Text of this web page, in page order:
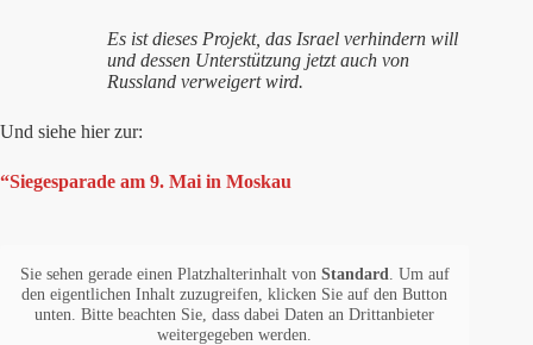
Es ist dieses Projekt, das Israel verhindern will
und dessen Unterstützung jetzt auch von
Russland verweigert wird.
Und siehe hier zur:
“Siegesparade am 9. Mai in Moskau
Sie sehen gerade einen Platzhalterinhalt von Standard
. Um auf
den eigentlichen Inhalt zuzugreifen, klicken Sie auf den Button
unten. Bitte beachten Sie, dass dabei Daten an Drittanbieter
weitergegeben werden.